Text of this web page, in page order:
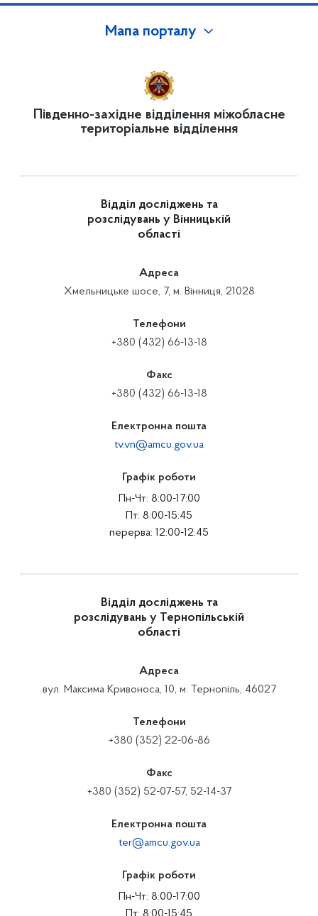
Мапа порталу
Південно-західне відділення міжобласне
територіальне відділення
Відділ досліджень та
розслідувань у Вінницькій
області
Адреса
Хмельницьке шосе, 7, м. Вінниця, 21028
Телефони
+380 (432) 66-13-18
Факс
+380 (432) 66-13-18
Електронна пошта
tv.vn@amcu.gov.ua
Графік роботи
Пн-Чт: 8:00-17:00
Пт: 8:00-15:45
перерва: 12:00-12:45
Відділ досліджень та
розслідувань у Тернопільській
області
Адреса
вул. Максима Кривоноса, 10, м. Тернопіль, 46027
Телефони
+380 (352) 22-06-86
Факс
+380 (352) 52-07-57, 52-14-37
Електронна пошта
ter@amcu.gov.ua
Графік роботи
Пн-Чт: 8:00-17:00